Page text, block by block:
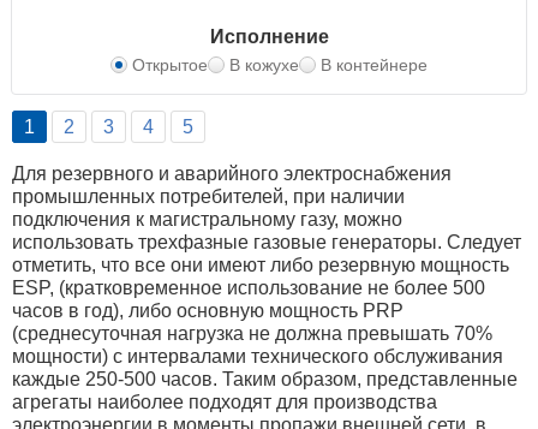
Исполнение
Открытое В кожухе В контейнере
1 2 3 4 5
Для резервного и аварийного электроснабжения
промышленных потребителей, при наличии
подключения к магистральному газу, можно
использовать трехфазные газовые генераторы. Следует
отметить, что все они имеют либо резервную мощность
ESP, (кратковременное использование не более 500
часов в год), либо основную мощность PRP
(среднесуточная нагрузка не должна превышать 70%
мощности) с интервалами технического обслуживания
каждые 250-500 часов. Таким образом, представленные
агрегаты наиболее подходят для производства